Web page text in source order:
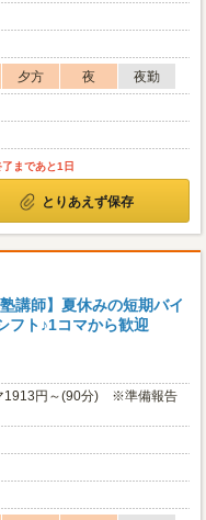
夕方 夜
夜勤
まであと1日
とりあえず保存
講師】夏休みの短期バイ
フト♪1コマから歓迎
1913円～(90分) ※準備報告